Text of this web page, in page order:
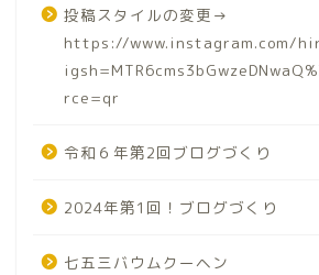
投稿スタイルの変更→
https://www.instagram.com/
rce=qr
令和６年第2回ブログづくり
2024年第1回！ブログづくり
七五三バウムクーヘン